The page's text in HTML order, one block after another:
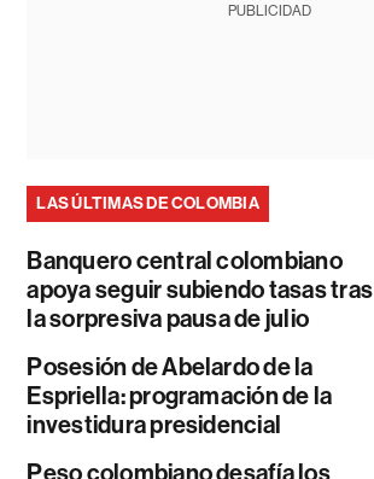
PUBLICIDAD
LAS ÚLTIMAS DE COLOMBIA
Banquero central colombiano
apoya seguir subiendo tasas tras
la sorpresiva pausa de julio
Posesión de Abelardo de la
Espriella: programación de la
investidura presidencial
Peso colombiano desafía los